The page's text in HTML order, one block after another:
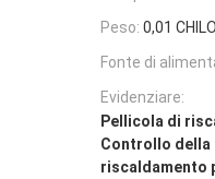
Peso: 0,01
Fonte di
Evidenziare:
Pellicola di
Controllo della
riscaldamento